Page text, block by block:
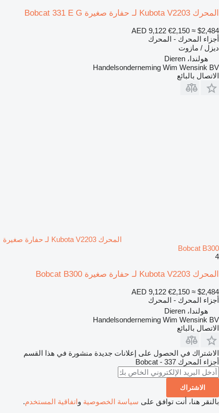
المحرك Kubota V2203 لـ حفارة صغيرة Bobcat 331 E G
AED 9,122 €2,150 ≈ $2,484
أجزاء المحرك - المحرك
ديزل / مازوت
هولندا، Dieren
Handelsonderneming Wim Wensink BV
الاتصال بالبائع
المحرك Kubota V2203 لـ حفارة صغيرة
Bobcat B300
4
المحرك Kubota V2203 لـ حفارة صغيرة Bobcat B300
AED 9,122 €2,150 ≈ $2,484
أجزاء المحرك - المحرك
هولندا، Dieren
Handelsonderneming Wim Wensink BV
الاتصال بالبائع
الاشتراك في الحصول على إعلانات جديدة منشورة في هذا القسم
أجزاء المحرك Bobcat - 337
الاشتراك
بالنقر هنا، أنت توافق على سياسة الخصوصية واتفاقية المستخدم.